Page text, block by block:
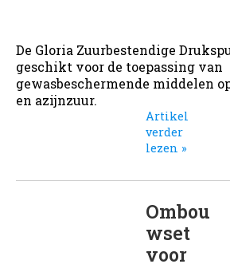
De Gloria Zuurbestendige
geschikt voor de toepassing van
gewasbeschermende middelen
en azijnzuur.
Artikel
verder
lezen »
Ombou
wset
voor